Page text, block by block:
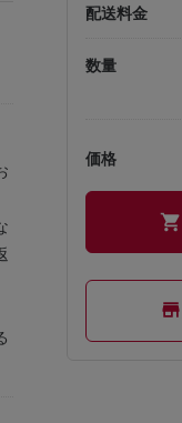
配送料金
数量
価格